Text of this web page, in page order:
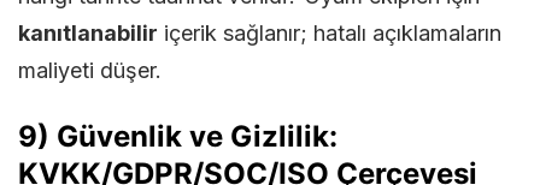
kanıtlanabilir içerik sağlanır; hatalı açıklamaların
maliyeti düşer.
9) Güvenlik ve Gizlilik:
KVKK/GDPR/SOC/ISO Çerçevesi